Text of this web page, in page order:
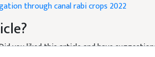
you liked this article and have